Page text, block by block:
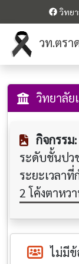
วิทย
วท.ตรา
วิทยาลัย
กิจกรรม:
ระดับชั้นปว
ระยะเวลา
2 โค้งตาหว
ไม่มี